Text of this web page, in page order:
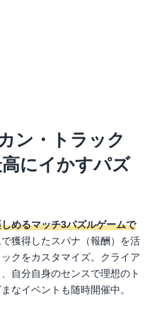
ン・トラック
にイかすパズ
めるマッチ3パズルゲームで
獲得したスパナ（報酬）を活
クをカスタマイズ。クライア
自分自身のセンスで理想のト
なイベントも随時開催中。